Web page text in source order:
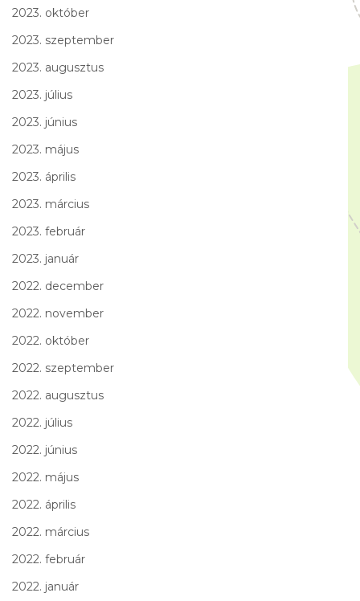
2023. október
2023. szeptember
2023. augusztus
2023. július
2023. június
2023. május
2023. április
2023. március
2023. február
2023. január
2022. december
2022. november
2022. október
2022. szeptember
2022. augusztus
2022. július
2022. június
2022. május
2022. április
2022. március
2022. február
2022. január